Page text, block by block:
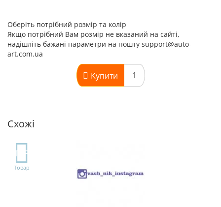
Оберіть потрібний розмір та колір
Якщо потрібний Вам розмір не вказаний на сайті,
надішліть бажані параметри на пошту support@auto-
art.com.ua
Купити
Схожі
TOP
Товар